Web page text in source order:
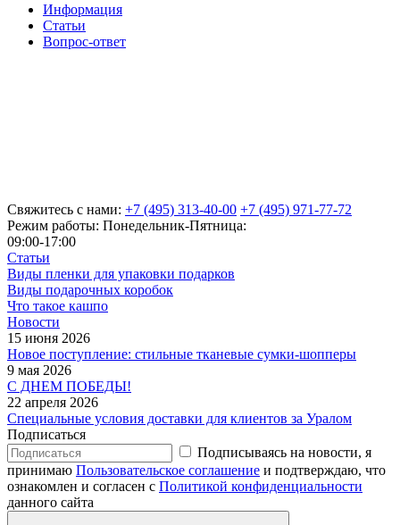
Информация
Статьи
Вопрос-ответ
Свяжитесь с нами: +7 (495) 313-40-00 +7 (495) 971-77-72
Режим работы: Понедельник-Пятница:
09:00-17:00
Статьи
Виды пленки для упаковки подарков
Виды подарочных коробок
Что такое кашпо
Новости
15 июня 2026
Новое поступление: стильные тканевые сумки-шопперы
9 мая 2026
С ДНЕМ ПОБЕДЫ!
22 апреля 2026
Специальные условия доставки для клиентов за Уралом
Подписаться
Подписываясь на новости, я
принимаю Пользовательское соглашение и подтверждаю, что
ознакомлен и согласен с Политикой конфиденциальности
данного сайта